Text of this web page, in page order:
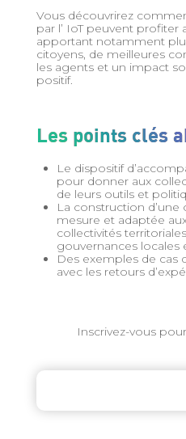
Vous découvrirez
par l’ IoT peuvent profiter
apportant notamment
citoyens, de meilleures
les agents et un impact
positif.
Les points clés
Le dispositif
pour donner aux
de leurs outils et
La construction d’une
mesure et adaptée
collectivités
gouvernances locales
Des exemples de cas
avec les retours
Inscrivez-vous